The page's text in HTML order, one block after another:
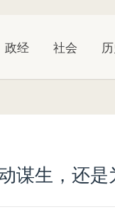
政经 社会
谋生，还是